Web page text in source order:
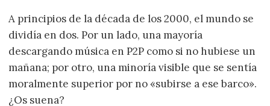
A principios de la década de los 2000, el mundo se
dividía en dos. Por un lado, una mayoría
descargando música en P2P como si no hubiese un
mañana; por otro, una minoría visible que se sentía
moralmente superior por no «subirse a ese barco».
¿Os suena?